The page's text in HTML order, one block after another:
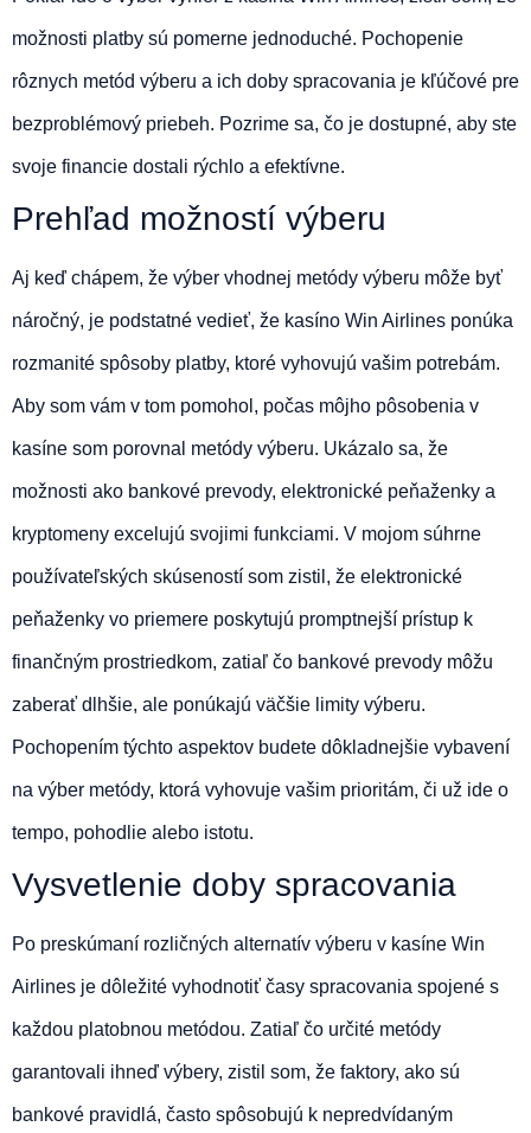
možnosti platby sú pomerne jednoduché. Pochopenie
rôznych metód výberu a ich doby spracovania je kľúčové pre
bezproblémový priebeh. Pozrime sa, čo je dostupné, aby ste
svoje financie dostali rýchlo a efektívne.
Prehľad možností výberu
Aj keď chápem, že výber vhodnej metódy výberu môže byť
náročný, je podstatné vedieť, že kasíno Win Airlines ponúka
rozmanité spôsoby platby, ktoré vyhovujú vašim potrebám.
Aby som vám v tom pomohol, počas môjho pôsobenia v
kasíne som porovnal metódy výberu. Ukázalo sa, že
možnosti ako bankové prevody, elektronické peňaženky a
kryptomeny excelujú svojimi funkciami. V mojom súhrne
používateľských skúseností som zistil, že elektronické
peňaženky vo priemere poskytujú promptnejší prístup k
finančným prostriedkom, zatiaľ čo bankové prevody môžu
zaberať dlhšie, ale ponúkajú väčšie limity výberu.
Pochopením týchto aspektov budete dôkladnejšie vybavení
na výber metódy, ktorá vyhovuje vašim prioritám, či už ide o
tempo, pohodlie alebo istotu.
Vysvetlenie doby spracovania
Po preskúmaní rozličných alternatív výberu v kasíne Win
Airlines je dôležité vyhodnotiť časy spracovania spojené s
každou platobnou metódou. Zatiaľ čo určité metódy
garantovali ihneď výbery, zistil som, že faktory, ako sú
bankové pravidlá, často spôsobujú k nepredvídaným